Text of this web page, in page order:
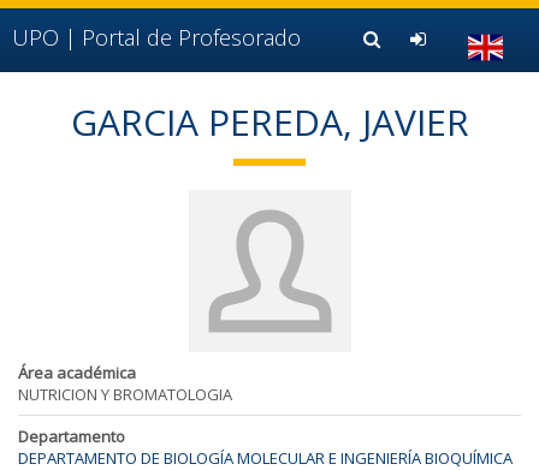
Ir al contenido principal de la página (alt + s)
Ir a la cabecera de la página (alt + c)
Ir al pie de la página (alt + p)
Ir al menú principal (alt + u)
UPO | Portal de Profesorado
GARCIA PEREDA, JAVIER
Área académica
NUTRICION Y BROMATOLOGIA
Departamento
DEPARTAMENTO DE BIOLOGÍA MOLECULAR E INGENIERÍA BIOQUÍMICA